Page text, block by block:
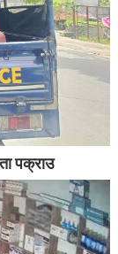
पक्राउ